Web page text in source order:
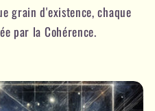
grain d'existence, chaque
par la Cohérence.